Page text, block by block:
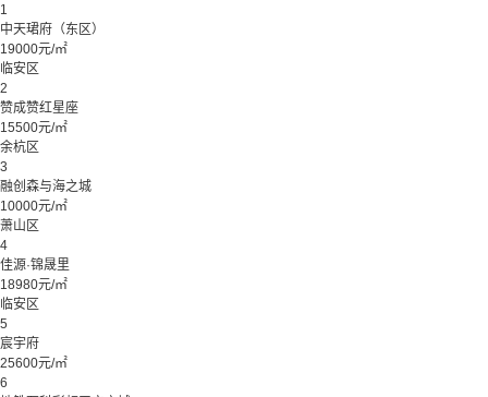
1
中天珺府（东区）
19000元/㎡
临安区
2
赞成赞红星座
15500元/㎡
余杭区
3
融创森与海之城
10000元/㎡
萧山区
4
佳源·锦晟里
18980元/㎡
临安区
5
宸宇府
25600元/㎡
6